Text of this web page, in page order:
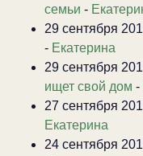
семьи -
29 сентября
- Екатерина
29 сентября
ищет свой дом -
27 сентября
Екатерина
24 сентября